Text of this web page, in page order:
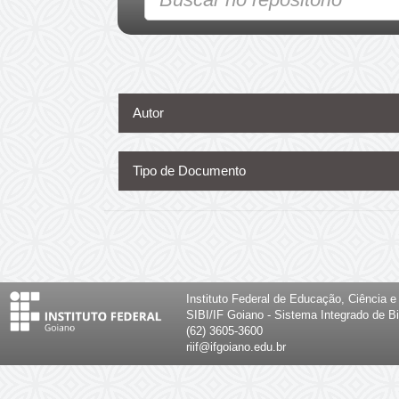
Autor
Tipo de Documento
Instituto Federal de Educação, Ciência
SIBI/IF Goiano - Sistema Integrado de
(62) 3605-3600
riif@ifgoiano.edu.br